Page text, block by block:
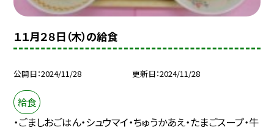
１１月２８日（木）の給食
公開日 2024/11/28 更新日 2024/11/28
給食
・ごましおごはん・シュウマイ・ちゅうかあえ・たまごスープ・牛